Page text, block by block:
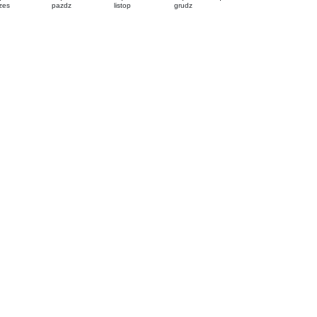
pazdz listop grudz